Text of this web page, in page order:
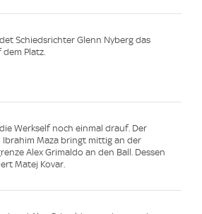
Schiedsrichter Glenn Nyberg das
Platz.
Werkself noch einmal drauf. Der
Ibrahim Maza bringt mittig an der
Alex Grimaldo an den Ball. Dessen
Matej Kovar.